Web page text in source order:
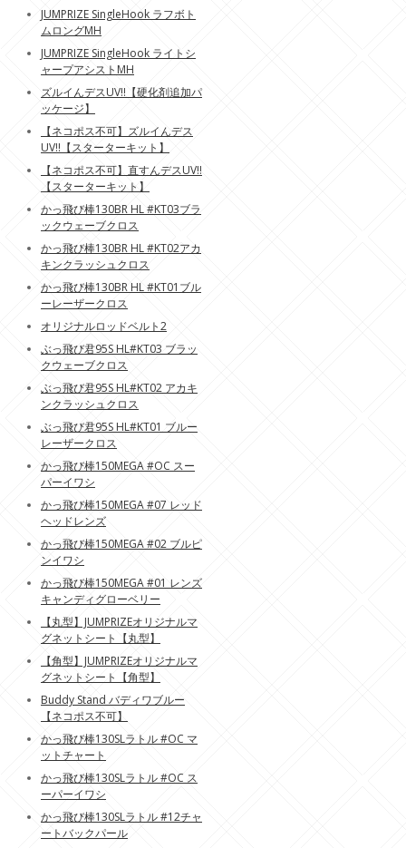
JUMPRIZE SingleHook ラフボト
ムロングMH
JUMPRIZE SingleHook ライトシ
ャープアシストMH
ズルイんデスUV!!【硬化剤追加パ
ッケージ】
【ネコポス不可】ズルイんデス
UV!!【スターターキット】
【ネコポス不可】直すんデスUV!!
【スターターキット】
かっ飛び棒130BR HL #KT03ブラ
ックウェーブクロス
かっ飛び棒130BR HL #KT02アカ
キンクラッシュクロス
かっ飛び棒130BR HL #KT01ブル
ーレーザークロス
オリジナルロッドベルト2
ぶっ飛び君95S HL#KT03 ブラッ
クウェーブクロス
ぶっ飛び君95S HL#KT02 アカキ
ンクラッシュクロス
ぶっ飛び君95S HL#KT01 ブルー
レーザークロス
かっ飛び棒150MEGA #OC スー
パーイワシ
かっ飛び棒150MEGA #07 レッド
ヘッドレンズ
かっ飛び棒150MEGA #02 ブルピ
ンイワシ
かっ飛び棒150MEGA #01 レンズ
キャンディグローベリー
【丸型】JUMPRIZEオリジナルマ
グネットシート【丸型】
【角型】JUMPRIZEオリジナルマ
グネットシート【角型】
Buddy Stand バディワブルー
【ネコポス不可】
かっ飛び棒130SLラトル #OC マ
ットチャート
かっ飛び棒130SLラトル #OC ス
ーパーイワシ
かっ飛び棒130SLラトル #12チャ
ートバックパール